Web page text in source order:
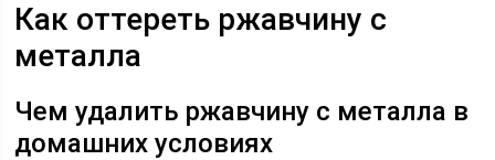
Как оттереть ржавчину с
металла
Чем удалить ржавчину с металла в
домашних условиях